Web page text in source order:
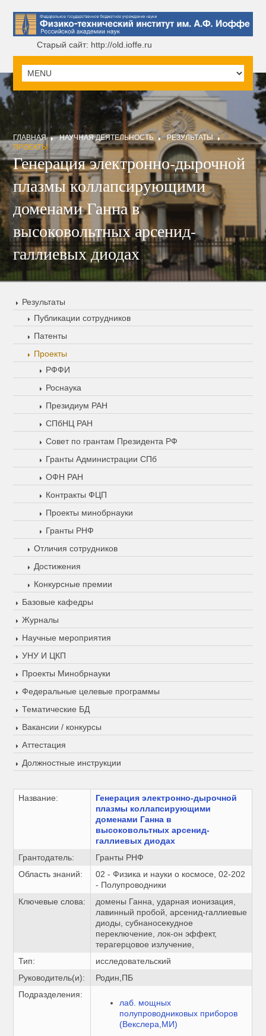
Старый сайт: http://old.ioffe.ru
ГЛАВНАЯ НАУЧНАЯ ДЕЯТЕЛЬНОСТЬ
РЕЗУЛЬТАТЫ
ПРОЕКТЫ
Генерация электронно-дырочной
плазмы коллапсирующими
доменами Ганна в
высоковольтных арсенид-
галлиевых диодах
Результаты
Публикации сотрудников
Патенты
Проекты
РФФИ
Роснаука
Президиум РАН
СПбНЦ РАН
Совет по грантам Президента РФ
Гранты Администрации СПб
ОФН РАН
Контракты ФЦП
Проекты минобрнауки
Гранты РНФ
Отличия сотрудников
Достижения
Конкурсные премии
Базовые кафедры
Журналы
Научные мероприятия
УНУ И ЦКП
Проекты Минобрнауки
Федеральные целевые программы
Тематические БД
Вакансии / конкурсы
Аттестация
Должностные инструкции
Название:
Генерация электронно-дырочной
плазмы коллапсирующими
доменами Ганна в
высоковольтных арсенид-
галлиевых диодах
Грантодатель:
Гранты РНФ
Область знаний:
02 - Физика и науки о космосе, 02-202
- Полупроводники
Ключевые слова:
домены Ганна, ударная ионизация,
лавинный пробой, арсенид-галлиевые
диоды, субнаносекудное
переключение, лок-он эффект,
терагерцовое излучение,
Тип:
исследовательский
Руководитель(и):
Родин,ПБ
Подразделения:
лаб. мощных
полупроводниковых приборов
(Векслера,МИ)